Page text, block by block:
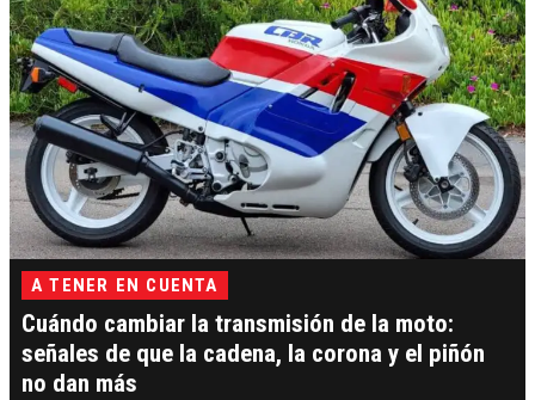
A TENER EN CUENTA
Cuándo cambiar la transmisión de la moto:
señales de que la cadena, la corona y el piñón
no dan más